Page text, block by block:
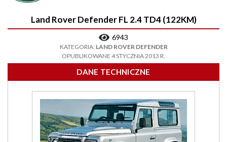
Land Rover Defender FL 2.4 TD4 (122KM)
6943
KATEGORIA: LAND ROVER DEFENDER
OPUBLIKOWANE 4 STYCZNIA 2013 R.
DANE TECHNICZNE